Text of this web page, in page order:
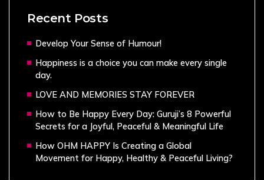
Recent Posts
Develop Your Sense of Humour!
Happiness is a choice you can make every single
day.
LOVE AND MEMORIES STAY FOREVER
How to Be Happy Every Day: Guruji’s 8 Powerful
Secrets for a Joyful, Peaceful & Meaningful Life
How OHM HAPPY Is Creating a Global
Movement for Happy, Healthy & Peaceful Living?